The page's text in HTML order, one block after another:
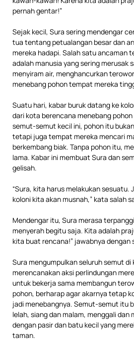
pernah gentar!”
Sejak kecil, Sura sering mendengar
tua tentang petualangan besar dan
mereka hadapi. Salah satu ancaman
adalah manusia yang sering merusak
menyiram air, menghancurkan
menebang pohon tempat mereka
Suatu hari, kabar buruk datang ke
dari kota berencana menebang
semut-semut kecil ini, pohon itu
tetapi juga tempat mereka mencari
berkembang biak. Tanpa pohon itu,
lama. Kabar ini membuat Sura dan
gelisah.
“Sura, kita harus melakukan sesuatu.
koloni kita akan musnah,” kata salah
Mendengar itu, Sura merasa
menyerah begitu saja. Kita adalah
kita buat rencana!” jawabnya dengan
Sura mengumpulkan seluruh semut di
merencanakan aksi perlindungan
untuk bekerja sama membangun
pohon, berharap agar akarnya tetap
jadi menebangnya. Semut-semut itu
lelah, siang dan malam, menggali
dengan pasir dan batu kecil yang
taman.